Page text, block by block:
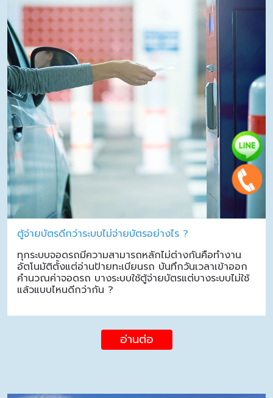
ตู้จ่ายบัตรดีกว่าระบบไม่จ่ายบัตรอย่างไร ?
ทุกระบบจอดรถมีความสามารถหลักไม่ต่างกันคือทำงาน
อัตโนมัติตั้งแต่อ่านป้ายทะเบียนรถ บันทึกวันเวลาเข้าออก
คำนวณค่าจอดรถ บางระบบใช้ตู้จ่ายบัตรแต่บางระบบไม่ใช้
แล้วแบบไหนดีกว่ากัน ?
อ่านต่อ